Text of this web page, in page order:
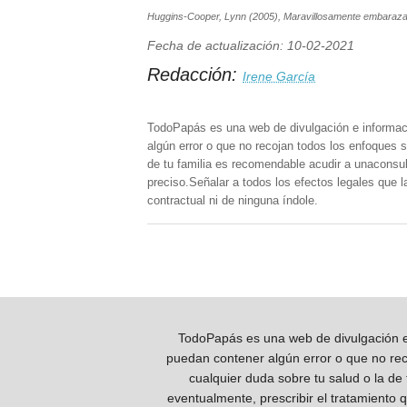
Huggins-Cooper, Lynn (2005), Maravillosamente
Fecha de actualización: 10-02-2021
Redacción: Irene García
TodoPapás es una web de divulgación e
algún error o que no recojan todos los enfoques
de tu familia es recomendable acudir a
preciso.Señalar a todos los efectos legales que
contractual ni de ninguna índole.
TodoPapás es una web de
puedan contener algún error o que no
cualquier duda sobre tu salud o la
eventualmente, prescribir el tratamiento